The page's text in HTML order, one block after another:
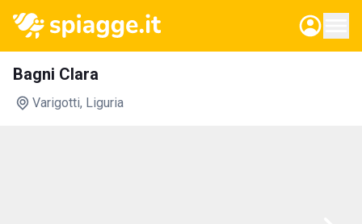
Bagni Clara
Varigotti, Liguria